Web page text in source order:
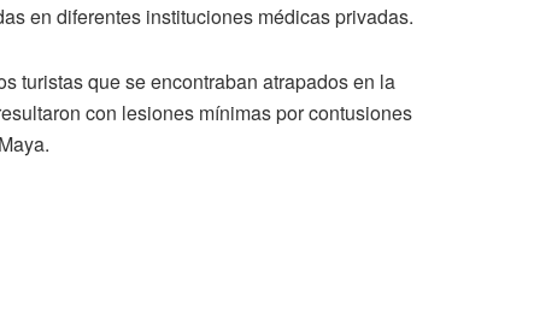
en diferentes instituciones médicas privadas.
turistas que se encontraban atrapados en la
con lesiones mínimas por contusiones